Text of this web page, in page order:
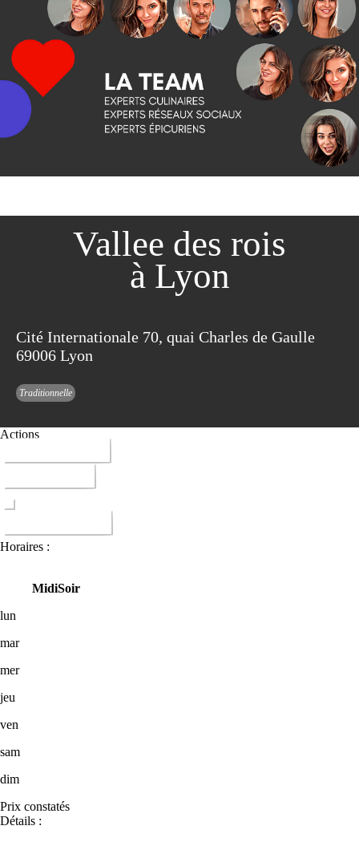
Vallee des rois
à Lyon
Cité Internationale 70, quai Charles de Gaulle
69006 Lyon
Traditionnelle
Actions
Horaires :
MidiSoir
lun
mar
mer
jeu
ven
sam
dim
Prix constatés
Détails :